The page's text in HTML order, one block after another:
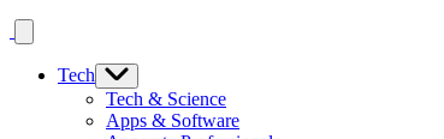
Tech
Tech & Science
Apps & Software